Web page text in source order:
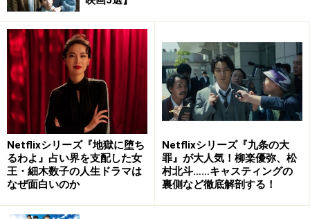
Netflixシリーズ『地獄に堕ち
るわよ』占い界を支配した女
王・細木数子の人生ドラマは
なぜ面白いのか
Netflixシリーズ『九条の大
罪』が大人気！柳楽優弥、松
村北斗……キャスティングの
裏側など徹底解剖する！